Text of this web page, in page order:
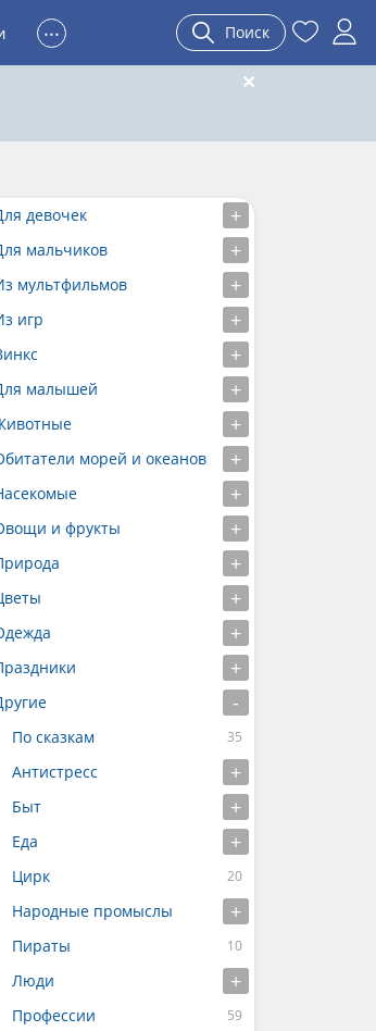
... Поиск
девочек
мальчиков
мультфильмов
игр
малышей
морей и океанов
и фрукты
По сказкам
Антистресс
Быт
Еда
Цирк
Народные промыслы
Пираты
Люди
Профессии